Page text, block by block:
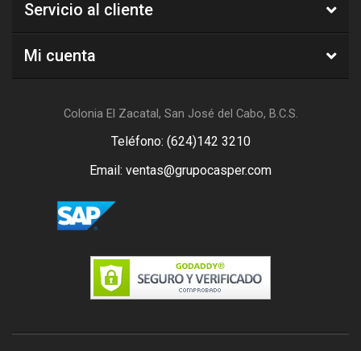
Servicio al cliente
Mi cuenta
Colonia El Zacatal, San José del Cabo, B.C.S.
Teléfono: (624)142 3210
Email: ventas@grupocasper.com